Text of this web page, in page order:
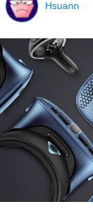
Hsuann